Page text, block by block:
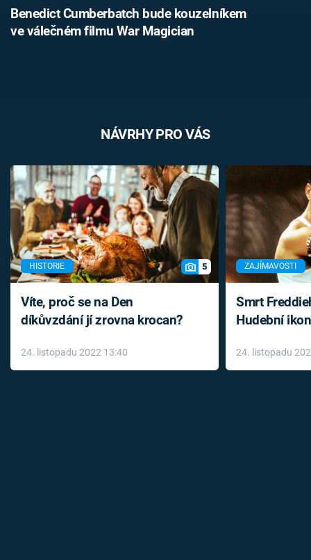
Benedict Cumberbatch bude kouzelníkem
ve válečném filmu War Magician
NÁVRHY PRO VÁS
HISTORIE 5
Víte, proč se na Den
díkůvzdání jí zrovna krocan?
24. listopadu 2022 13:40
ZAJÍMAVOSTI
Smrt
Hudební
léky
24. listopadu